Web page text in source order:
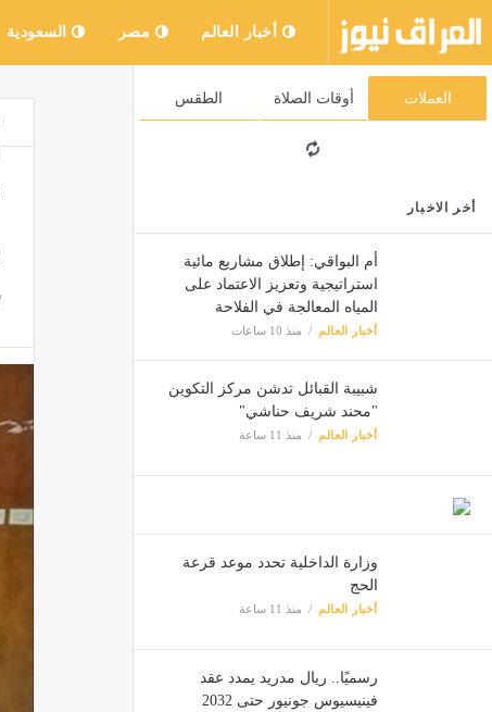
أخبار العالم مصر السعودية
العملات أوقات الصلاة الطقس
أخر الاخبار
أم البواقي: إطلاق مشاريع مائية
استراتيجية وتعزيز الاعتماد على
المياه المعالجة في الفلاحة
أخبار العالم منذ 10 ساعات
شبيبة القبائل تدشن مركز التكوين
"محند شريف حناشي"
أخبار العالم منذ 11 ساعة
وزارة الداخلية تحدد موعد قرعة
الحج
أخبار العالم منذ 11 ساعة
رسميًا.. ريال مدريد يمدد عقد
فينيسيوس جونيور حتى 2032